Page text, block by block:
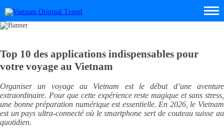
Top 10 des applications indispensables pour
votre voyage au Vietnam
Organiser un voyage au Vietnam est le début d’une aventure
extraordinaire. Pour que cette expérience reste magique et sans stress,
une bonne préparation numérique est essentielle. En 2026, le Vietnam
est un pays ultra-connecté où le smartphone sert de couteau suisse au
quotidien.